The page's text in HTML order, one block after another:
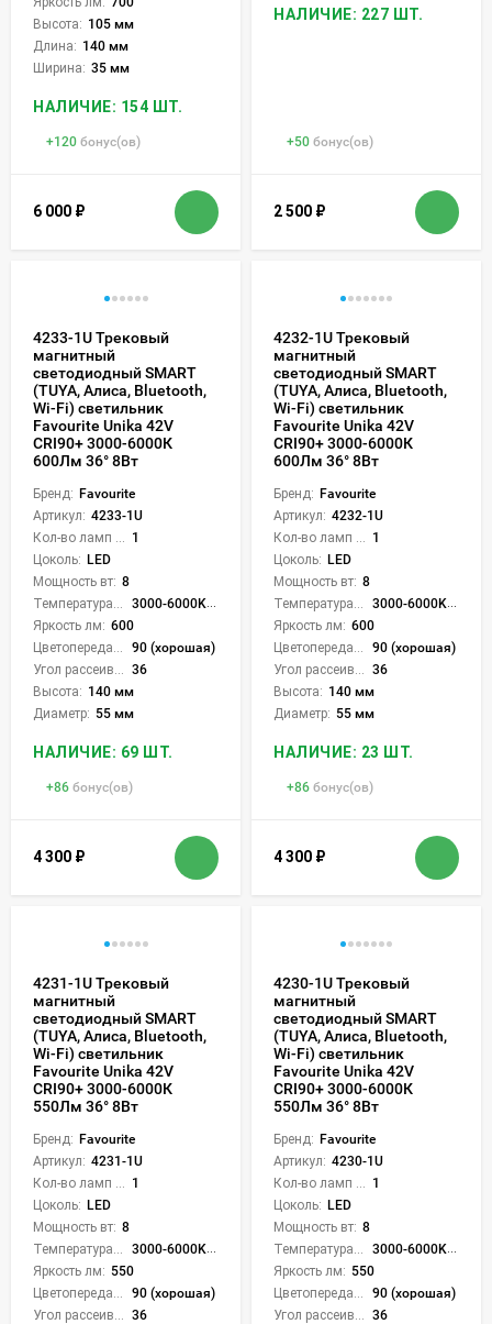
Высота: 105 мм
Длина: 140 мм
Ширина: 35 мм
НАЛИЧИЕ: 154 ШТ.
+120 бонус(ов)
6 000 ₽
НАЛИЧИЕ: 227 ШТ.
+50 бонус(ов)
2 500 ₽
4233-1U Трековый
магнитный
светодиодный SMART
(TUYA, Алиса, Bluetooth,
Wi-Fi) светильник
Favourite Unika 42V
CRI90+ 3000-6000К
600Лм 36° 8Вт
Бренд: Favourite
Артикул: 4233-1U
1
Цоколь: LED
Мощность вт: 8
3000-6000K (плавная рег.)
Яркость лм: 600
90 (хорошая)
36
Высота: 140 мм
Диаметр: 55 мм
НАЛИЧИЕ: 69 ШТ.
+86 бонус(ов)
4 300 ₽
4232-1U Трековый
магнитный
светодиодный SMART
(TUYA, Алиса, Bluetooth,
Wi-Fi) светильник
Favourite Unika 42V
CRI90+ 3000-6000К
600Лм 36° 8Вт
Бренд: Favourite
Артикул: 4232-1U
1
Цоколь: LED
Мощность вт: 8
3000-6000K (плавная рег.)
Яркость лм: 600
90 (хорошая)
36
Высота: 140 мм
Диаметр: 55 мм
НАЛИЧИЕ: 23 ШТ.
+86 бонус(ов)
4 300 ₽
4231-1U Трековый
магнитный
светодиодный SMART
(TUYA, Алиса, Bluetooth,
Wi-Fi) светильник
Favourite Unika 42V
CRI90+ 3000-6000К
550Лм 36° 8Вт
Бренд: Favourite
Артикул: 4231-1U
1
Цоколь: LED
Мощность вт: 8
3000-6000K (плавная рег.)
Яркость лм: 550
90 (хорошая)
36
4230-1U Трековый
магнитный
светодиодный SMART
(TUYA, Алиса, Bluetooth,
Wi-Fi) светильник
Favourite Unika 42V
CRI90+ 3000-6000К
550Лм 36° 8Вт
Бренд: Favourite
Артикул: 4230-1U
1
Цоколь: LED
Мощность вт: 8
3000-6000K (плавная рег.)
Яркость лм: 550
90 (хорошая)
36